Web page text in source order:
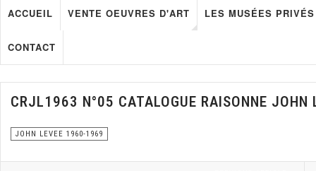
ACCUEIL VENTE OEUVRES D'ART LES MUSÉES PRIVÉS
CONTACT
CRJL1963 N°05 CATALOGUE RAISONNE JOHN
JOHN LEVEE 1960-1969